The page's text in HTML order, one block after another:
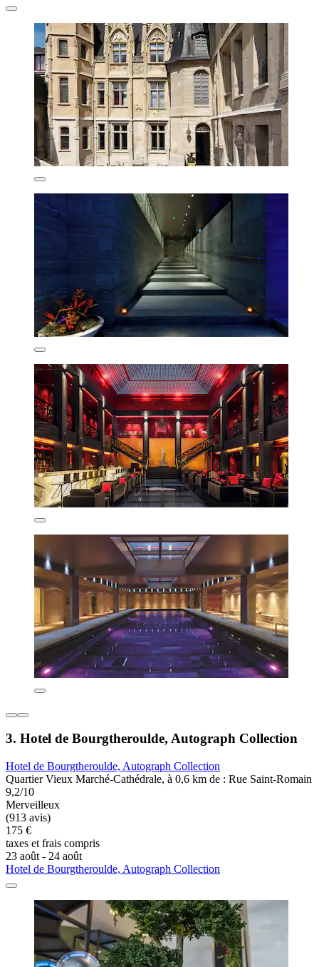
3. Hotel de Bourgtheroulde, Autograph Collection
Hotel de Bourgtheroulde, Autograph Collection
Quartier Vieux Marché-Cathédrale, à 0,6 km de : Rue Saint-Romain
9,2/10
Merveilleux
(913 avis)
175 €
taxes et frais compris
23 août - 24 août
Hotel de Bourgtheroulde, Autograph Collection